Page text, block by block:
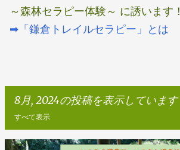
～森林セラピー体験～ に誘います！
➡「鎌倉トレイルセラピー」とは
8月, 2024の投稿を表示しています
すべて表示